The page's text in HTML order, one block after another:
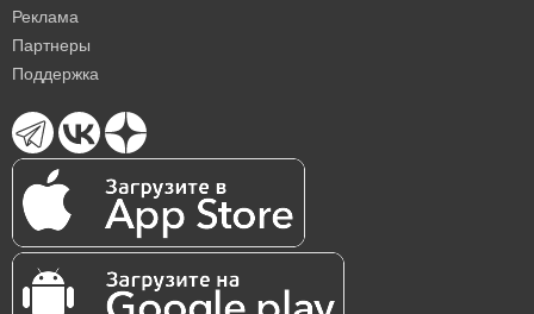
Реклама
Партнеры
Поддержка